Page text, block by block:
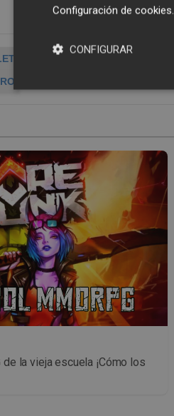
AETERNUM
la vieja escuela ¡Cómo los
Configuración de cookies.
CONFIGURAR